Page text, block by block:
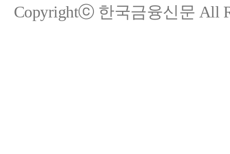
Copyrightⓒ 한국금융신문 All